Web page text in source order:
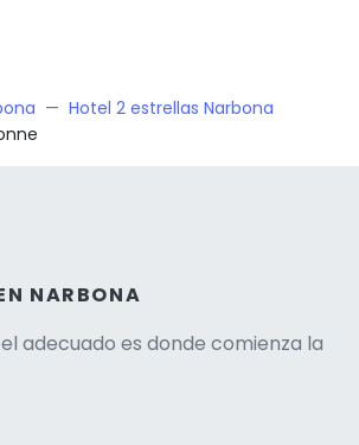
Hotel 2 estrellas Narbona
NARBONA
adecuado es donde comienza la